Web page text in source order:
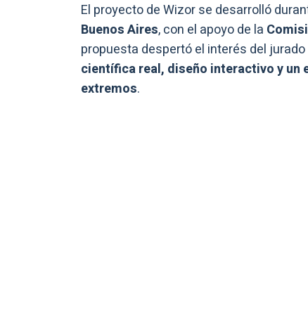
El proyecto de Wizor se desarrolló
Buenos Aires, con el apoyo de la
propuesta despertó el interés del
científica real, diseño interactivo y un
extremos.